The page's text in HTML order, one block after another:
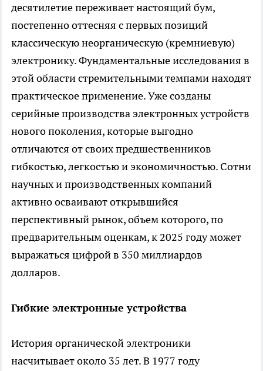
десятилетие переживает настоящий бум,
постепенно оттесняя с первых позиций
классическую неорганическую (кремниевую)
электронику. Фундаментальные исследования в
этой области стремительными темпами находят
практическое применение. Уже созданы
серийные производства электронных устройств
нового поколения, которые выгодно
отличаются от своих предшественников
гибкостью, легкостью и экономичностью. Сотни
научных и производственных компаний
активно осваивают открывшийся
перспективный рынок, объем которого, по
предварительным оценкам, к 2025 году может
выражаться цифрой в 350 миллиардов
долларов.
Гибкие электронные устройства
История органической электроники
насчитывает около 35 лет. В 1977 году